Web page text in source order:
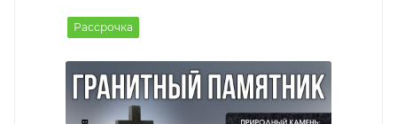
Рассрочка